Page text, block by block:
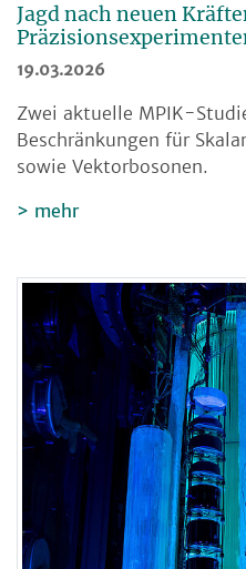
Jagd nach neuen
19.03.2026
Zwei aktuelle MPIK-
Beschränkungen für
sowie Vektorbosonen.
mehr